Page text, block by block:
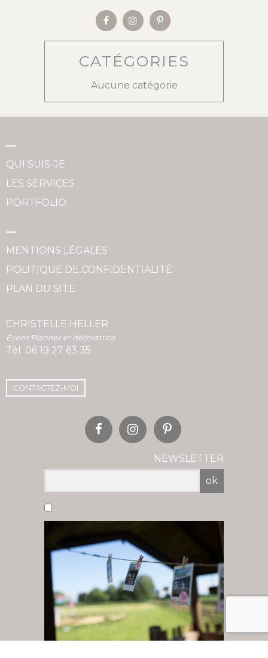
CATÉGORIES
Aucune catégorie
QUI SUIS-JE
LES SERVICES
PORTFOLIO
MENTIONS LÉGALES
POLITIQUE DE CONFIDENTIALITÉ
PLAN DU SITE
CHRISTELLE HELLER
Event Planner et décoratrice
Tél. 06 19 27 63 35
CONTACTEZ-MOI
NEWSLETTER
ok